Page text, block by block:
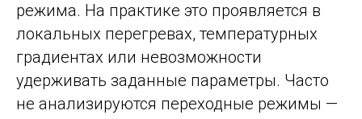
режима. На практике это проявляется в
локальных перегревах, температурных
градиентах или невозможности
удерживать заданные параметры. Часто
не анализируются переходные режимы —